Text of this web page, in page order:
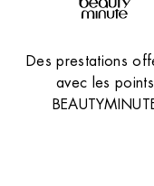
Des prestations
avec les points